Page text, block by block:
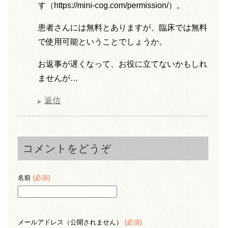
す（https://mini-cog.com/permission/）。
患者さんには無料とありますが、臨床では無料
で使用可能ということでしょうか。
お返事が遅くなって、お役に立てないかもしれ
ませんが…
返信
コメントをどうぞ
名前 (必須)
メールアドレス（公開されません） (必須)